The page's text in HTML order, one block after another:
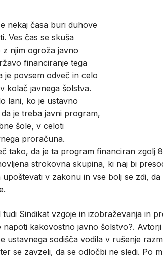
nekaj časa buri duhove
Ves čas se skuša
z njim ogroža javno
financiranje tega
je povsem odveč in celo
kolač javnega šolstva.
lani, ko je ustavno
je treba javni program,
šole, v celoti
proračuna.
tako, da je ta program financiran zgolj
strokovna skupina, ki naj bi
upoštevati v zakonu in vse bolj se zdi,
tudi Sindikat vzgoje in izobraževanja in
napoti kakovostno javno šolstvo?.
ustavnega sodišča vodila v rušenje
se zavzeli, da se odločbi ne sledi. Po